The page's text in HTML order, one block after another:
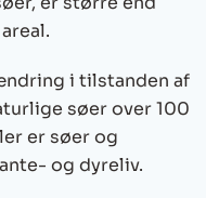
i tilstanden af
søer over 100
er søer og
og dyreliv.